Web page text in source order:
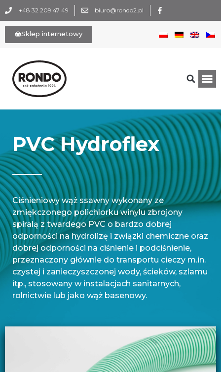
+48 32 209 47 49 biuro@rondo2.pl
Sklep internetowy
PVC Hydroflex
Ciśnieniowy wąż ssawny wykonany ze
zmiękczonego polichlorku winylu zbrojony
spiralą z twardego PVC o bardzo dobrej
odporności na hydrolizę i związki chemiczne oraz
dobrej odporności na ciśnienie i podciśnienie,
przeznaczony głównie do transportu cieczy m.in.
czystej i zanieczyszczonej wody, ścieków, szlamu
itp., stosowany w instalacjach sanitarnych,
rolnictwie lub jako wąż basenowy.